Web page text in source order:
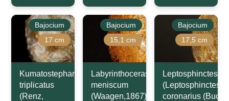
Bajocium
17 cm
Kumatostephanus
triplicatus
(Renz,
Bajocium
15,1 cm
Labyrinthoceras
meniscum
(Waagen,1867)
Bajocium
17,5 cm
Leptosphinctes
(Leptosphinctes)
coronarius